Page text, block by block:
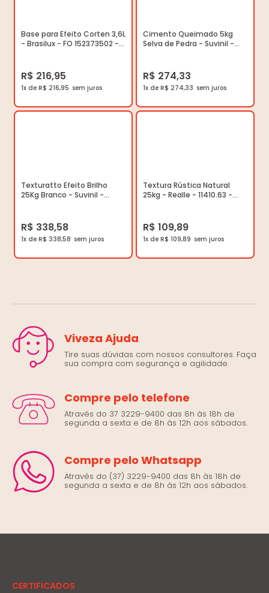
Base para Efeito Corten 3,6L
- Brasilux - FO 152373502 -
R$ 216,95
1x de R$ 216,95
Cimento Queimado 5kg
Selva de Pedra - Suvinil -
R$ 274,33
1x de R$ 274,33
Texturatto Efeito Brilho
25Kg Branco - Suvinil -
R$ 338,58
1x de R$ 338,58
Textura Rústica Natural
25kg - Realle - 11410.63 -
R$ 109,89
1x de R$ 109,89
Viveza Ajuda
Tire suas dúvidas com nossos consultores. Faça
sua compra com segurança e agilidade.
Compre pelo telefone
Através do 37 3229-9400 das 8h às 18h de
segunda a sexta e de 8h às 12h aos sábados.
Compre pelo Whatsapp
Através do (37) 3229-9400 das 8h às 18h de
segunda a sexta e de 8h às 12h aos sábados.
CERTIFICADOS